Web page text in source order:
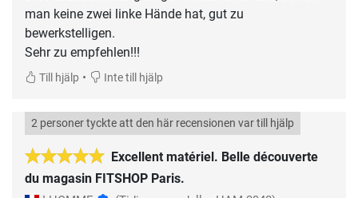
man keine zwei linke Hände hat, gut zu
bewerkstelligen.
Till hjälp • Inte till hjälp
Excellent matériel. Belle découverte
du magasin FITSHOP Paris.
2 personer tyckte att den här recensionen var till hjälp